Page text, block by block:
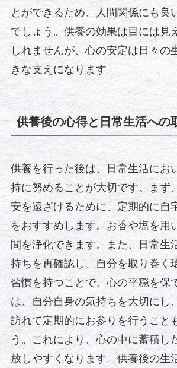
とができるため、人間関係にも良
でしょう。供養の効果は目には見
しれませんが、心の安定は日々の
きな支えになります。
供養後の心得と日常生活への
供養を行った後は、日常生活にお
持に努めることが大切です。まず
安を遠ざけるために、定期的に自
をおすすめします。お香や塩を用
間を浄化できます。また、日常生
持ちを再確認し、自分を取り巻く
習慣を持つことで、心の平穏を保
は、自分自身の気持ちを大切にし
訪れて定期的にお参りを行うこと
う。これにより、心の中に蓄積し
放しやすくなります。供養後の生